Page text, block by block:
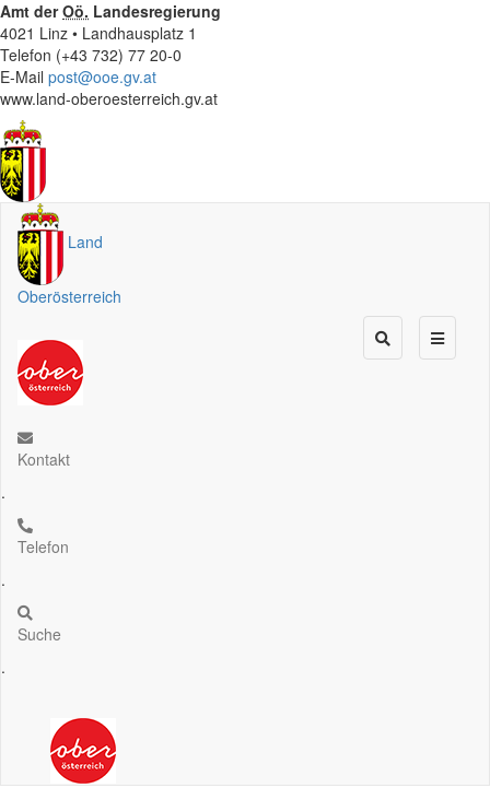
Amt derOö. Landesregierung
4021 Linz • Landhausplatz 1
Telefon (+43 732) 77 20-0
E-Mail post@ooe.gv.at
www.land-oberoesterreich.gv.at
Land
Oberösterreich
Kontakt
.
Telefon
.
Suche
.